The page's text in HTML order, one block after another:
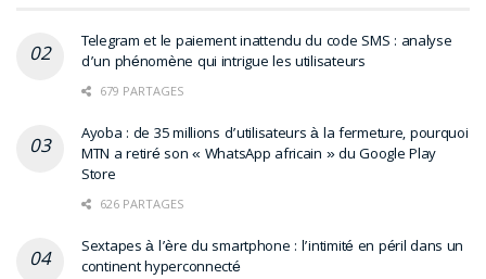
Telegram et le paiement inattendu du code SMS : analyse
d’un phénomène qui intrigue les utilisateurs
679 PARTAGES
Ayoba : de 35 millions d’utilisateurs à la fermeture, pourquoi
MTN a retiré son « WhatsApp africain » du Google Play
Store
626 PARTAGES
Sextapes à l’ère du smartphone : l’intimité en péril dans un
continent hyperconnecté